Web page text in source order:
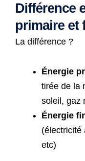
Différence
primaire et
La différence ?
Énergie
tirée de la
soleil, gaz
Énergie
(électricité
etc)